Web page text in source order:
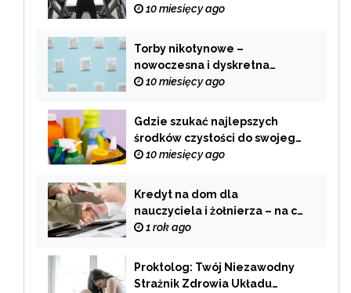
Twojego samochodu
10 miesięcy ago
Torby nikotynowe –
nowoczesna i dyskretna
alternatywa dla tradycyjnego
10 miesięcy ago
Gdzie szukać najlepszych
środków czystości do swojego
domu?
10 miesięcy ago
Kredyt na dom dla
nauczyciela i żołnierza – na co
zwrócić uwagę przy wyborze
1 rok ago
Proktolog: Twój Niezawodny
Strażnik Zdrowia Układu